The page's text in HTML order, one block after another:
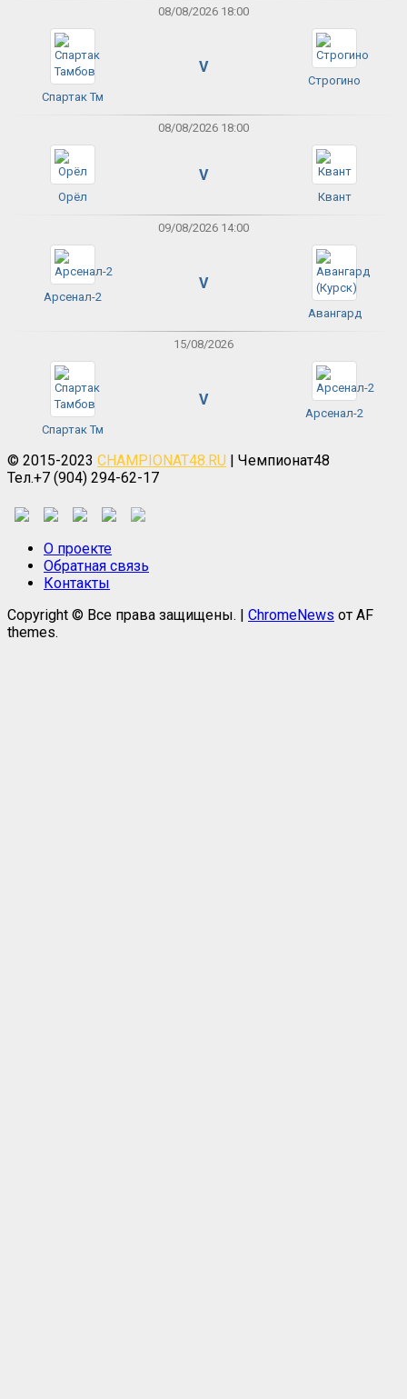
08/08/2026 18:00
Спартак Тм
V
Строгино
08/08/2026 18:00
Орёл
V
Квант
09/08/2026 14:00
Арсенал-2
V
Авангард
15/08/2026
Спартак Тм
V
Арсенал-2
© 2015-2023 CHAMPIONAT48.RU | Чемпионат48
Тел.+7 (904) 294-62-17
О проекте
Обратная связь
Контакты
Copyright © Все права защищены. | ChromeNews от AF
themes.